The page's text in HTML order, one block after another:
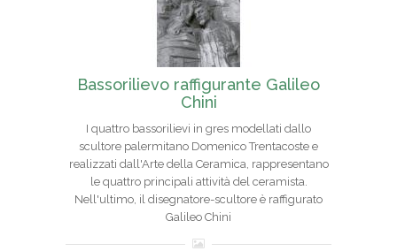
Bassorilievo raffigurante Galileo
Chini
I quattro bassorilievi in gres modellati dallo
scultore palermitano Domenico Trentacoste e
realizzati dall'Arte della Ceramica, rappresentano
le quattro principali attività del ceramista.
Nell'ultimo, il disegnatore-scultore è raffigurato
Galileo Chini